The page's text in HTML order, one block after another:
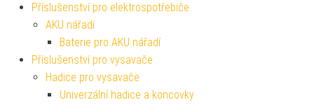
Příslušenství pro elektrospotřebiče
AKU nářadí
Baterie pro AKU nářadí
Příslušenství pro vysavače
Hadice pro vysavače
Univerzální hadice a koncovky